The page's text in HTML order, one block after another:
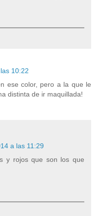
10:22
ese color, pero a la que le
distinta de ir maquillada!
a las 11:29
y rojos que son los que